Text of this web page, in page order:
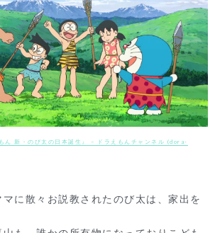
ん 新・のび太の日本誕生』 – ドラえもんチャンネル (dora-
に散々お説教されたのび太は、家出を